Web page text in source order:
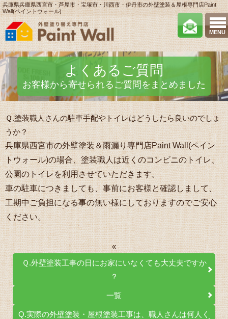
MENU
兵庫県兵庫県西宮市・芦屋市・宝塚市・川西市・伊丹市の外壁塗装＆屋根専門店Paint
Wall(ペイントウォール)
よくあるご質問
お客様から寄せられるご質問をまとめました
Ｑ.塗装職人さんの駐車手配やトイレはどうしたら良いのでしょ
うか？
兵庫県西宮市の外壁塗装＆雨漏り専門店Paint Wall(ペイン
トウォール)の場合、塗装職人は近くのコンビニのトイレ、
公園のトイレを利用させていただきます。
車の駐車につきましても、事前にお客様と確認しまして、
工期中ご負担になる事の無い様にしておりますのでご安心
ください。
«
Ｑ.外壁塗装工事の日にお家にいなくても大丈夫ですか
？
一覧
Q.実際の外壁塗装・屋根塗装工事は、職人さんは何人く